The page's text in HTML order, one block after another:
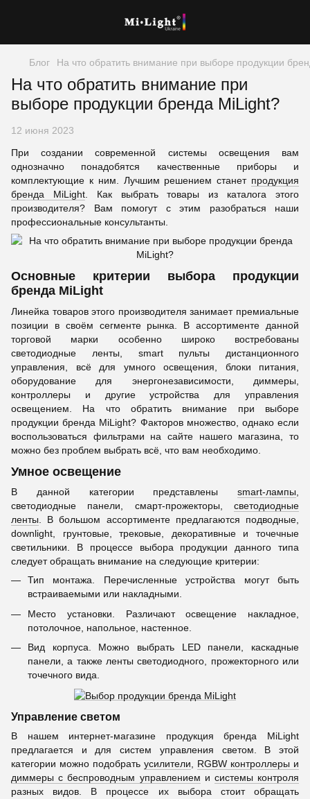
Блог На что обратить внимание при выборе продукции
На что обратить внимание при
выборе продукции бренда MiLight?
12 июня 2023
При создании современной системы освещения вам
однозначно понадобятся качественные приборы и
комплектующие к ним. Лучшим решением станет продукция
бренда MiLight. Как выбрать товары из каталога этого
производителя? Вам помогут с этим разобраться наши
профессиональные консультанты.
Основные критерии выбора продукции
бренда MiLight
Линейка товаров этого производителя занимает премиальные
позиции в своём сегменте рынка. В ассортименте данной
торговой марки особенно широко востребованы
светодиодные ленты, smart пульты дистанционного
управления, всё для умного освещения, блоки питания,
оборудование для энергонезависимости, диммеры,
контроллеры и другие устройства для управления
освещением. На что обратить внимание при выборе
продукции бренда MiLight? Факторов множество, однако если
воспользоваться фильтрами на сайте нашего магазина, то
можно без проблем выбрать всё, что вам необходимо.
Умное освещение
В данной категории представлены smart-лампы
светодиодные панели, смарт-прожекторы, светодиодные
ленты . В большом ассортименте предлагаются подводные,
downlight, грунтовые, трековые, декоративные и точечные
светильники. В процессе выбора продукции данного типа
следует обращать внимание на следующие критерии:
Тип монтажа. Перечисленные устройства могут быть
встраиваемыми или накладными.
Место установки. Различают освещение накладное,
потолочное, напольное, настенное.
Вид корпуса. Можно выбрать LED панели, каскадные
панели, а также ленты светодиодного, прожекторного или
точечного вида.
Управление светом
В нашем интернет-магазине продукция бренда MiLight
предлагается и для систем управления светом. В этой
категории можно подобрать усилители, RGBW контроллеры и
диммеры с беспроводным управлением и системы контроля
разных видов. В процессе их выбора стоит обращать